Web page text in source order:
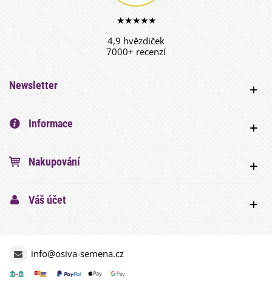
★★★★★
4,9 hvězdiček
7000+ recenzí
Newsletter
Informace
Nakupování
Váš účet
info@osiva-semena.cz